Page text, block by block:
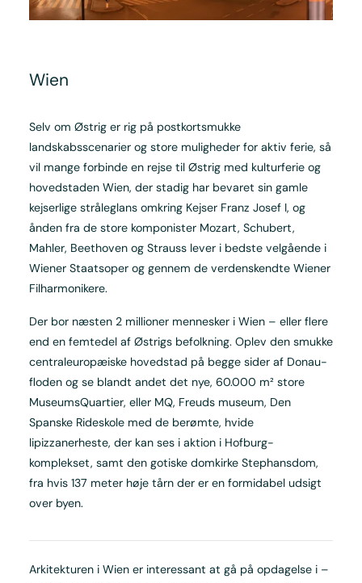
Wien
Selv om Østrig er rig på postkortsmukke
landskabsscenarier og store muligheder for aktiv ferie, så
vil mange forbinde en rejse til Østrig med kulturferie og
hovedstaden Wien, der stadig har bevaret sin gamle
kejserlige stråleglans omkring Kejser Franz Josef I, og
ånden fra de store komponister Mozart, Schubert,
Mahler, Beethoven og Strauss lever i bedste velgående i
Wiener Staatsoper og gennem de verdenskendte Wiener
Filharmonikere.
Der bor næsten 2 millioner mennesker i Wien – eller flere
end en femtedel af Østrigs befolkning. Oplev den smukke
centraleuropæiske hovedstad på begge sider af Donau-
floden og se blandt andet det nye, 60.000 m² store
MuseumsQuartier, eller MQ, Freuds museum, Den
Spanske Rideskole med de berømte, hvide
lipizzanerheste, der kan ses i aktion i Hofburg-
komplekset, samt den gotiske domkirke Stephansdom,
fra hvis 137 meter høje tårn der er en formidabel udsigt
over byen.
Arkitekturen i Wien er interessant at gå på opdagelse i –